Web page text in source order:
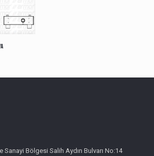
Bölgesi Salih Aydın Bulvarı No:14